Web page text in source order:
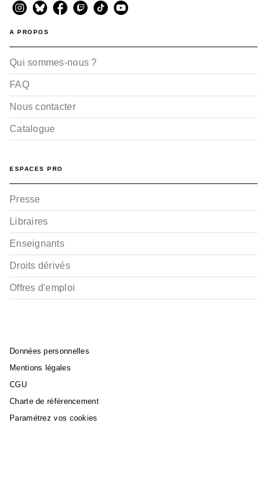
A PROPOS
Qui sommes-nous ?
FAQ
Nous contacter
Catalogue
ESPACES PRO
Presse
Libraires
Enseignants
Droits dérivés
Offres d'emploi
Données personnelles
Mentions légales
CGU
Charte de référencement
Paramétrez vos cookies